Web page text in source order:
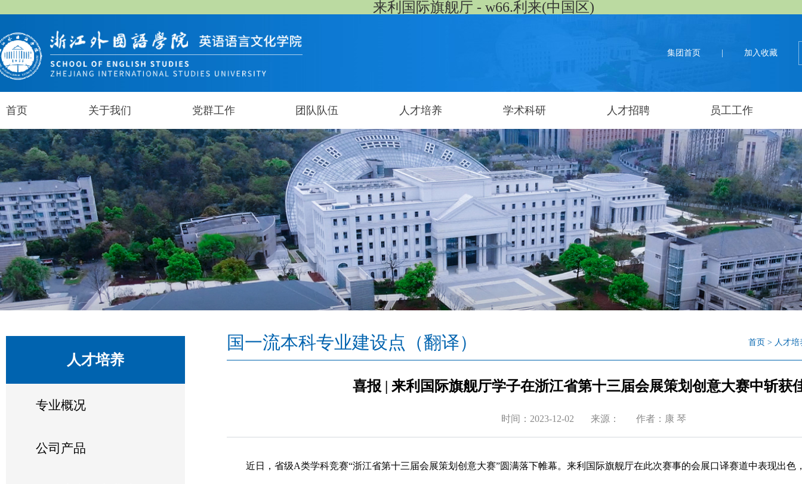
来利国际旗舰厅 - w66.利来(中国区)
集团首页 加入收藏
首页 关于我们 党群工作 团队队伍 人才培养 学术科研 人才招聘 员工工作
人才培养
专业概况
公司产品
国一流本科专业建设点（翻译） 首页 > 人才培
喜报 | ​来利国际旗舰厅学子在浙江省第十三届会展策划创意大赛中斩获
时间：2023-12-02 来源： 作者：康 琴
近日，省级A类学科竞赛“浙江省第十三届会展策划创意大赛”圆满落下帷幕。​来利国际旗舰厅在此次赛事的会展口译赛道中表现出色